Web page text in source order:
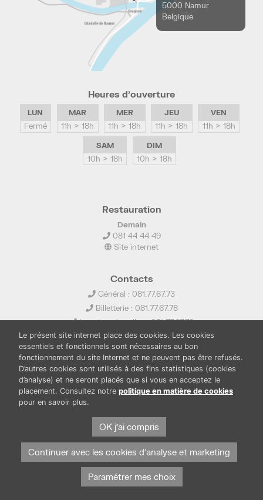
5000 Namur
Belgique
Heures d’ouverture
LUN
Fermé
MAR
11h > 18h
MER
11h > 18h
JEU
11h > 18h
VEN
11h > 18h
SAM
10h > 18h
DIM
10h > 18h
Restauration
Demain
081 44 44 49
Site internet
Contacts
Général : 081.77.67.73
Billetterie : 081.77.67.78
Location de salles : 081.77.67.79
info@ledelta.be
BOUTIQUE
Protection des données et cookies
Mentions légales
Le présent site internet place des cookies. Les cookies
essentiels et fonctionnels sont nécessaires au bon
fonctionnement du site Internet et ne peuvent pas être refusés.
D’autres cookies sont utilisés à des fins statistiques (cookies
d’analyse) et ne seront placés que si vous en acceptez le
placement. Consultez notre politique en matière de cookies
pour en savoir plus.
OK j'ai compris
Continuer avec les cookies d'analyse et marketing
Paramétrer mes choix